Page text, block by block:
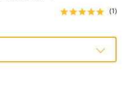
(1)